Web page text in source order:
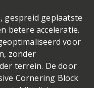
gespreid geplaatste
betere acceleratie.
voor
zonder
terrein. De door
Cornering Block